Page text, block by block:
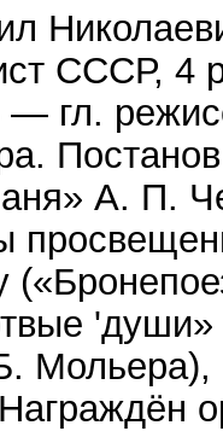
СССР, 4
гл.
А. П.
Мольера),